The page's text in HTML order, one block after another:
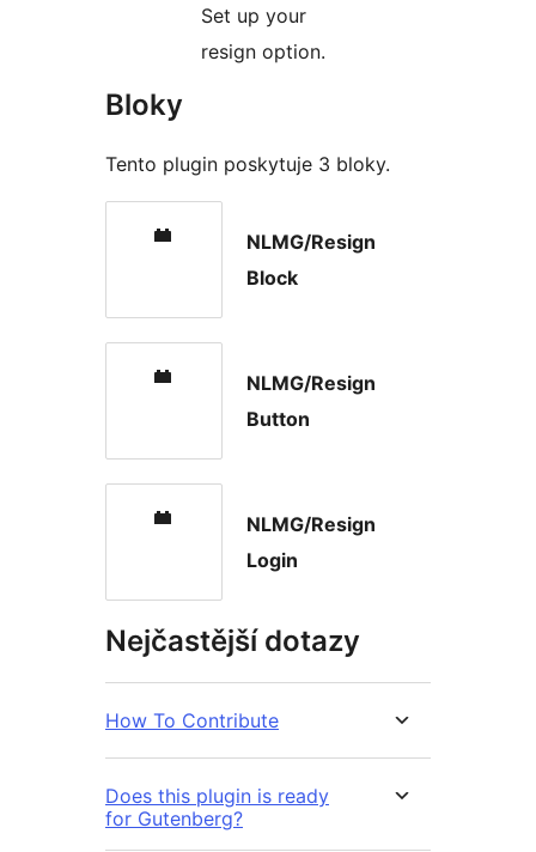
Set up your
resign option.
Bloky
Tento plugin poskytuje 3 bloky.
NLMG/Resign
Block
NLMG/Resign
Button
NLMG/Resign
Login
Nejčastější dotazy
How To Contribute
Does this plugin is ready
for Gutenberg?